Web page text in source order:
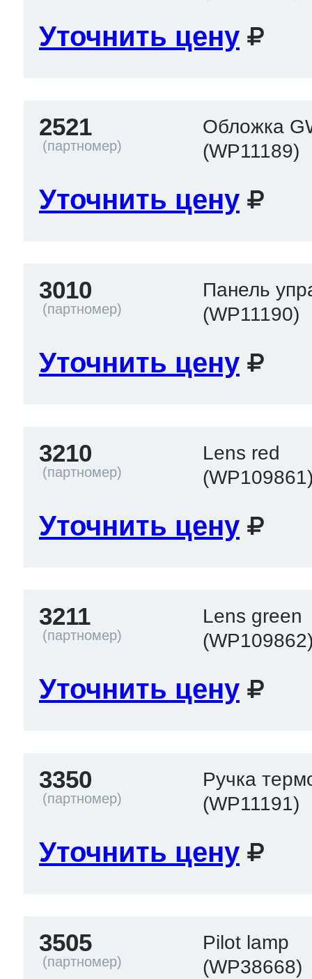
Уточнить цену
2521
Обложка
(WP11189)
Уточнить цену
3010
Панель
(WP11190)
Уточнить цену
3210
Lens red
Уточнить цену
3211
Lens green
Уточнить цену
3350
Ручка
(WP11191)
Уточнить цену
3505
Pilot lamp
(WP38668)